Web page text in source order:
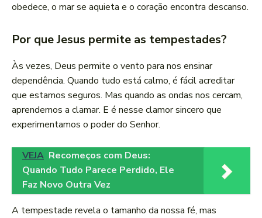
obedece, o mar se aquieta e o coração encontra descanso.
Por que Jesus permite as tempestades?
Às vezes, Deus permite o vento para nos ensinar
dependência. Quando tudo está calmo, é fácil acreditar
que estamos seguros. Mas quando as ondas nos cercam,
aprendemos a clamar. E é nesse clamor sincero que
experimentamos o poder do Senhor.
VEJA Recomeços com Deus:
Quando Tudo Parece Perdido, Ele
Faz Novo Outra Vez
A tempestade revela o tamanho da nossa fé, mas